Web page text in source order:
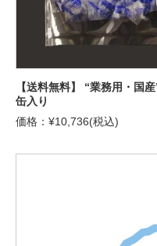
【送料無料】 “業務用・国
缶入り
価格：¥10,736(税込)